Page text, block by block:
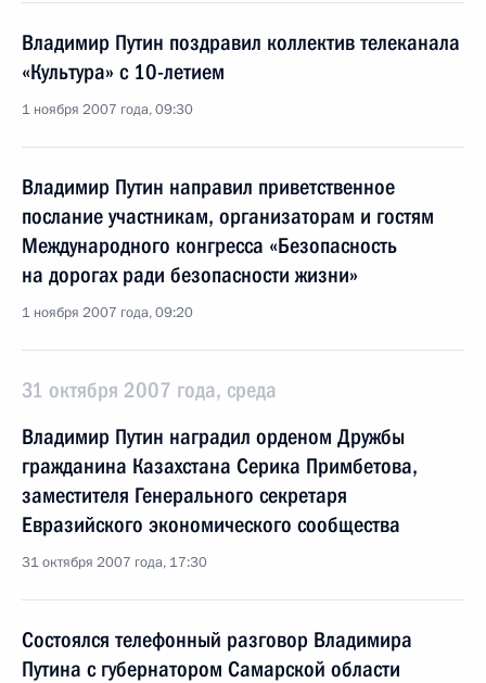
Владимир Путин поздравил коллектив телеканала
«Культура» с 10-летием
1 ноября 2007 года, 09:30
Владимир Путин направил приветственное
послание участникам, организаторам и гостям
Международного конгресса «Безопасность
на дорогах ради безопасности жизни»
1 ноября 2007 года, 09:20
31 октября 2007 года, среда
Владимир Путин наградил орденом Дружбы
гражданина Казахстана Серика Примбетова,
заместителя Генерального секретаря
Евразийского экономического сообщества
31 октября 2007 года, 17:30
Состоялся телефонный разговор Владимира
Путина с губернатором Самарской области